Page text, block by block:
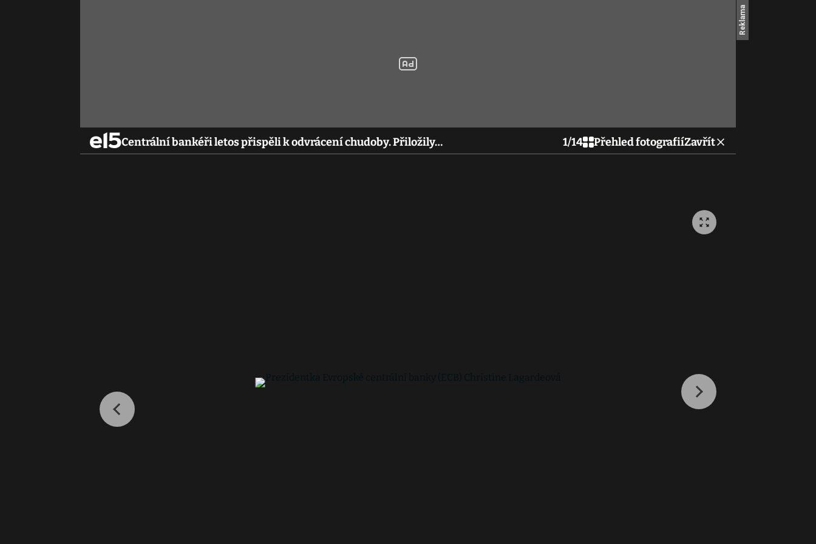
Centrální bankéři letos přispěli k odvrácení chudoby. Přiložily… 1/14 Přehled fotografiíZavřít